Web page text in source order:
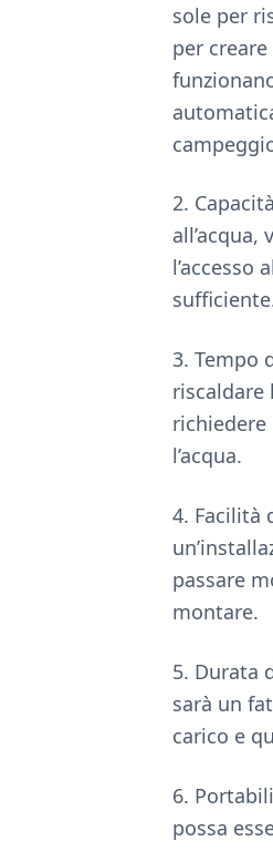
sole per
per
2.
l’accesso
3. Tempo
riscaldare
richiedere
l’acqua.
4. Facilità
passare
montare.
5. Durata
sarà un
carico e
6.
possa